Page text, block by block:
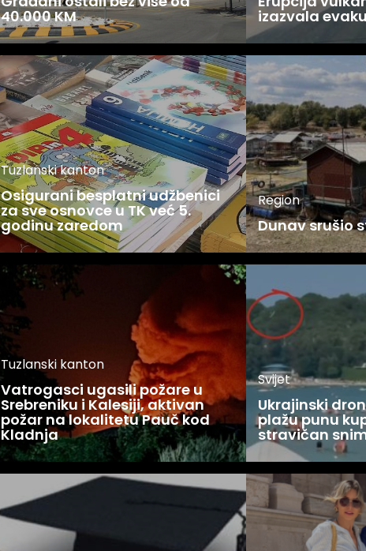
40.000 KM
Tuzlanski kanton
Osigurani besplatni udžbenici
za sve osnovce u TK već 5.
godinu zaredom
Tuzlanski kanton
Vatrogasci ugasili požare u
Srebreniku i Kalesiji, aktivan
požar na lokalitetu Pauč kod
Kladnja
izazvala
Region
Dunav srušio
Svijet
Ukrajinski
plažu punu
stravičan